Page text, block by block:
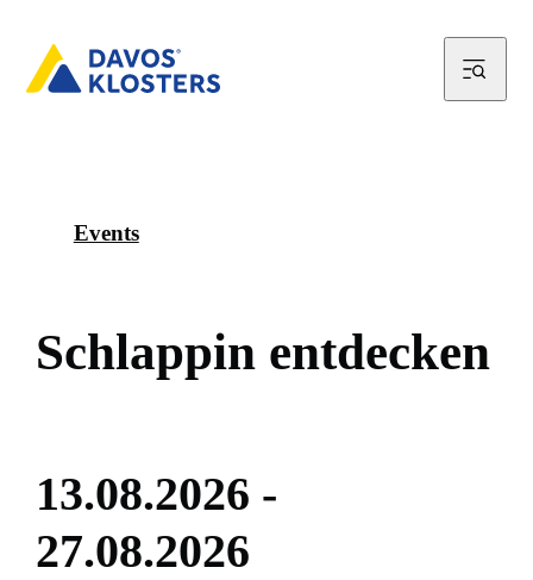
Events
Schlappin entdecken
13.08.2026 -
27.08.2026